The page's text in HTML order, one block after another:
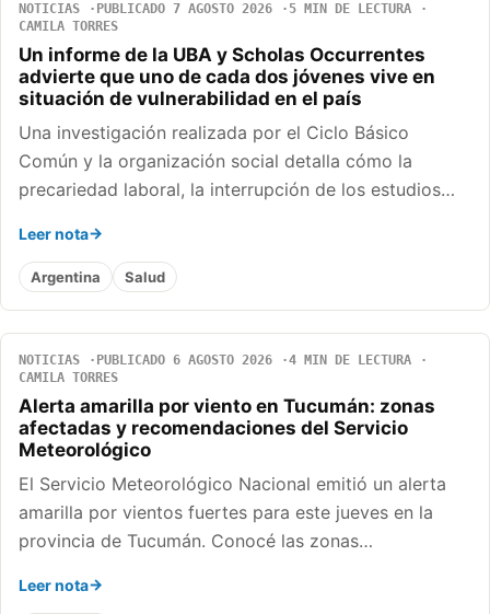
NOTICIAS PUBLICADO 7 AGOSTO 2026
5 MIN DE LECTURA
CAMILA TORRES
Un informe de la UBA y Scholas Occurrentes
advierte que uno de cada dos jóvenes vive en
situación de vulnerabilidad en el país
Una investigación realizada por el Ciclo Básico
Común y la organización social detalla cómo la
precariedad laboral, la interrupción de los estudios…
Leer nota
Argentina Salud
NOTICIAS PUBLICADO 6 AGOSTO 2026
4 MIN DE LECTURA
CAMILA TORRES
Alerta amarilla por viento en Tucumán: zonas
afectadas y recomendaciones del Servicio
Meteorológico
El Servicio Meteorológico Nacional emitió un alerta
amarilla por vientos fuertes para este jueves en la
provincia de Tucumán. Conocé las zonas…
Leer nota